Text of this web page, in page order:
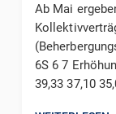
Ab Mai
6S 6 7
39,33 37,10